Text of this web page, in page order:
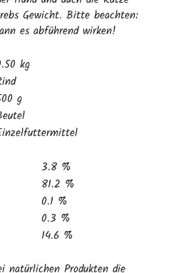
Gewicht. Bitte beachten:
es abführend wirken!
kg
g
3.8 %
81.2 %
0.1 %
0.3 %
14.6 %
natürlichen Produkten die